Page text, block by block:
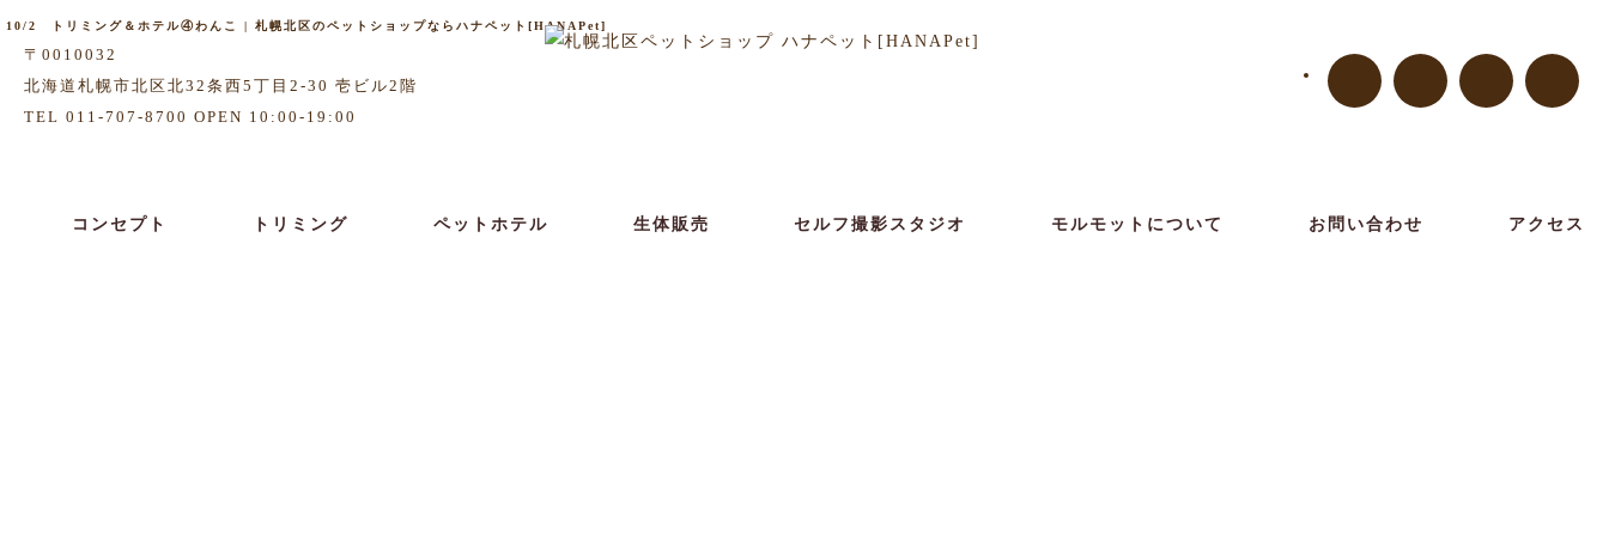
10/2 トリミング＆ホテル④わんこ | 札幌北区のペットショップならハナペット[HANAPet]
〒0010032
北海道札幌市北区北32条西5丁目2-30 壱ビル2階
TEL 011-707-8700 OPEN 10:00-19:00
コンセプト トリミング ペットホテル 生体販売 セルフ撮影スタジオ モルモットについて お問い合わせ アクセス